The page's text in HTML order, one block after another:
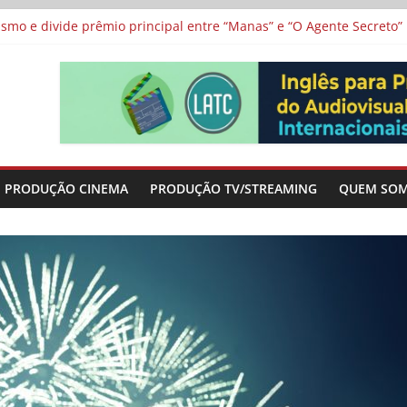
adaptação brasileira de série argentina para o
e divide prêmio principal entre “Manas” e “O Agente Secreto”
Cinema
de escolas públicas
PRODUÇÃO CINEMA PRODUÇÃO TV/STREAMING QUEM